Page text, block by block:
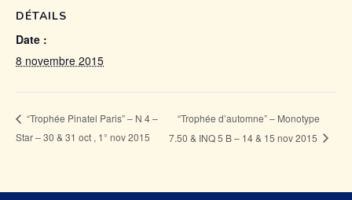
DÉTAILS
Date :
8 novembre 2015
“Trophée Pinatel Paris” – N 4 –
Star – 30 & 31 oct , 1° nov 2015
“Trophée d’automne” – Monotype
7.50 & INQ 5 B – 14 & 15 nov 2015